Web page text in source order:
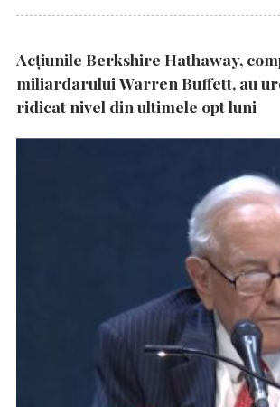
Acțiunile Berkshire Hathaway,
miliardarului Warren Buffett, au
ridicat nivel din ultimele opt luni